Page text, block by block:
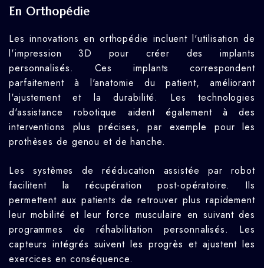
En Orthopédie
Les innovations en orthopédie incluent l'utilisation de
l'impression 3D pour créer des implants
personnalisés. Ces implants correspondent
parfaitement à l'anatomie du patient, améliorant
l'ajustement et la durabilité. Les technologies
d'assistance robotique aident également à des
interventions plus précises, par exemple pour les
prothèses de genou et de hanche.
Les systèmes de rééducation assistée par robot
facilitent la récupération post-opératoire. Ils
permettent aux patients de retrouver plus rapidement
leur mobilité et leur force musculaire en suivant des
programmes de réhabilitation personnalisés. Les
capteurs intégrés suivent les progrès et ajustent les
exercices en conséquence.